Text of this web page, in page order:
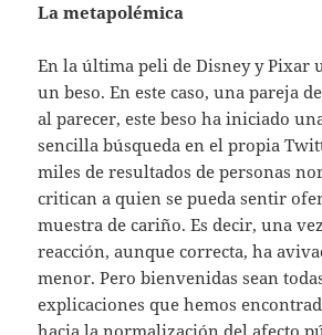
La metapolémica
En la última peli de Disney y Pixar
un beso. En este caso, una pareja
al parecer, este beso ha iniciado
sencilla búsqueda en el propia
miles de resultados de personas
critican a quien se pueda sentir
muestra de cariño. Es decir, una
reacción, aunque correcta, ha
menor. Pero bienvenidas sean
explicaciones que hemos